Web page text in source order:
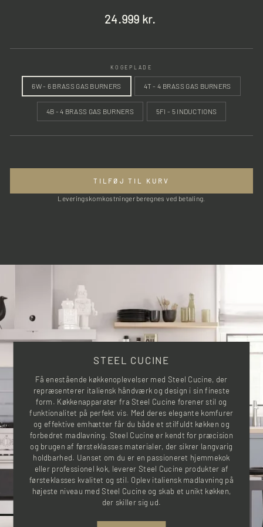
Normalpris
24.999 kr.
KOGEPLADE
6W - 6 BRASS GAS BURNERS 4T - 4 BRASS GAS BURNERS
4B - 4 BRASS GAS BURNERS 5FI - 5 INDUCTIONS
TILFØJ TIL KURV
Leveringskomkostninger beregnes ved betaling.
STEEL CUCINE
Få enestående køkkenoplevelser med Steel Cucine, der
repræsenterer italiensk håndværk og design i sin fineste
form. Køkkenapparater fra Steel Cucine forener stil og
funktionalitet på perfekt vis. Med deres elegante komfurer
og effektive emhætter får du både et stilfuldt køkken og
forbedret madlavning. Steel Cucine er kendt for præcision
og brugen af førsteklasses materialer, der sikrer langvarig
holdbarhed. Uanset om du er en passioneret hjemmekok
eller professionel kok, leverer Steel Cucine produkter af
førsteklasses kvalitet og stil. Oplev italiensk madlavning på
højeste niveau med Steel Cucine og skab et unikt køkken,
der skiller sig ud.